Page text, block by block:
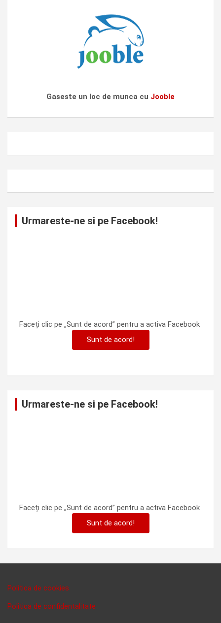
Gaseste un loc de munca cu Jooble
Urmareste-ne si pe Facebook!
Faceți clic pe „Sunt de acord” pentru a activa Facebook
Sunt de acord!
Urmareste-ne si pe Facebook!
Faceți clic pe „Sunt de acord” pentru a activa Facebook
Sunt de acord!
Politica de cookies
Politica de confidentalitate